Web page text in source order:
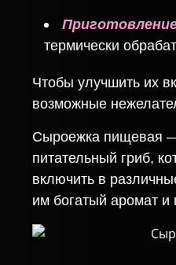
термически
Чтобы улучшить их
возможные
Сыроежка пищевая
питательный гриб,
включить в
им богатый аромат и